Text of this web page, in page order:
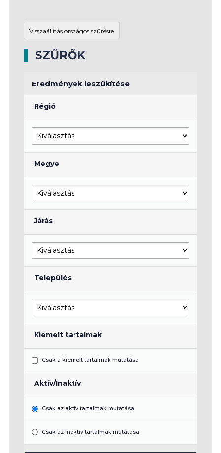
SZŰRŐK
Eredmények leszűkítése
Régió
Megye
Járás
Település
Kiemelt tartalmak
Csak a kiemelt tartalmak mutatása
Aktív/Inaktív
Csak az aktív tartalmak mutatása
Csak az inaktív tartalmak mutatása